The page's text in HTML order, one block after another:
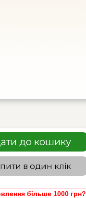
до кошику
в один клік
більше 1000 грн?